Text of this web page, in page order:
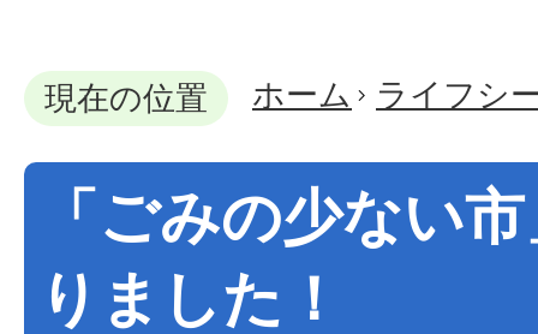
現在の位置 ホーム ライフシ
「ごみの少ない
りました！